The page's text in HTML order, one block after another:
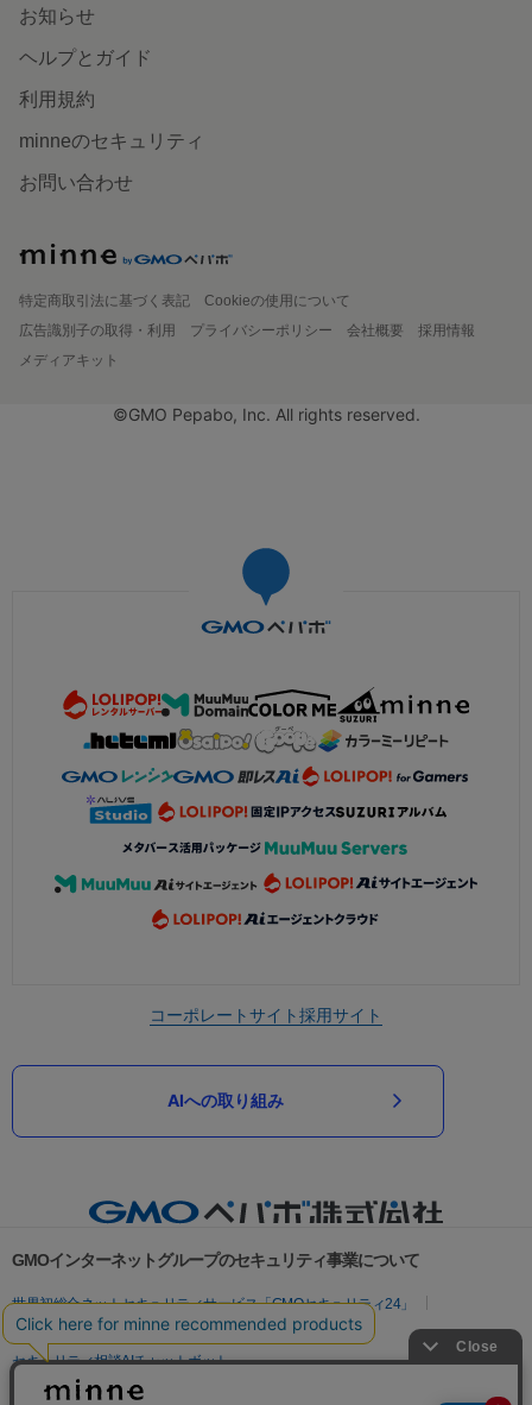
お知らせ
ヘルプとガイド
利用規約
minneのセキュリティ
お問い合わせ
特定商取引法に基づく表記
Cookieの使用について
広告識別子の取得・利用
プライバシーポリシー 会社概要
採用情報
メディアキット
©GMO Pepabo, Inc. All rights reserved.
コーポレートサイト採用サイト
AIへの取り組み
GMOインターネットグループのセキュリティ事業について
世界初総合ネットセキュリティサービス「GMOセキュリティ24」
パスワード漏洩診断
Webサイトリスク診断
セキュリティ相談AIチャットボット
実在証明・盗聴対策